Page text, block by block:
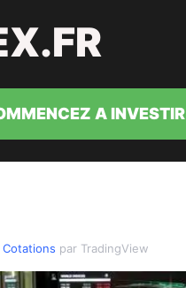
A INVESTIR
Cotations par TradingView